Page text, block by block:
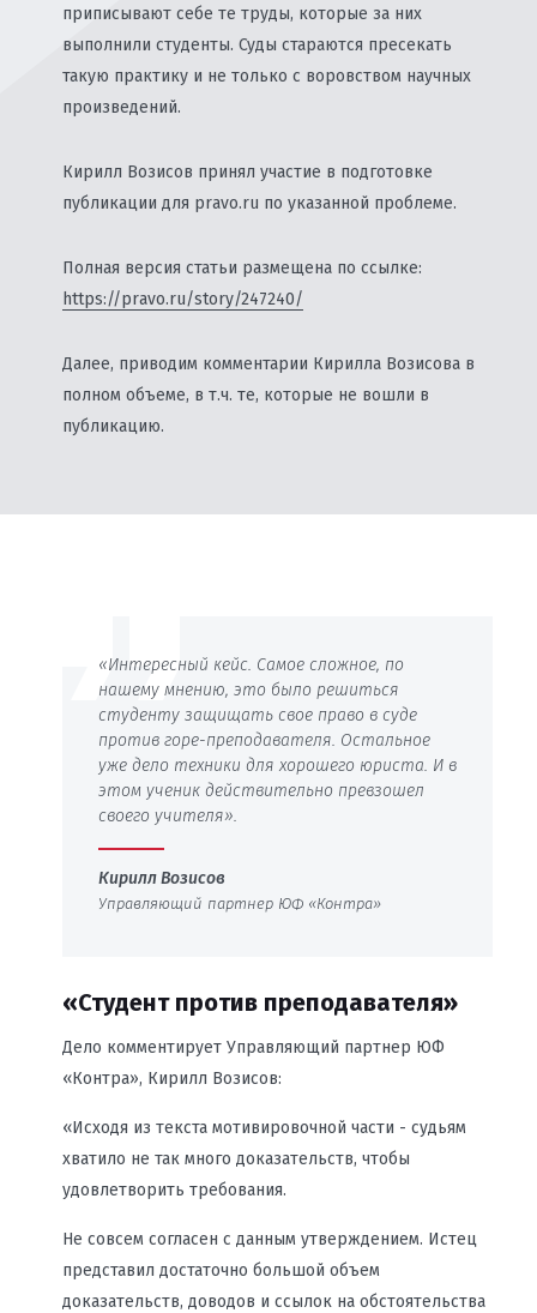
приписывают себе те труды, которые за них
выполнили студенты. Суды стараются пресекать
такую практику и не только с воровством научных
произведений.
Кирилл Возисов принял участие в подготовке
публикации для pravo.ru по указанной проблеме.
Полная версия статьи размещена по ссылке:
https://pravo.ru/story/247240/
Далее, приводим комментарии Кирилла Возисова в
полном объеме, в т.ч. те, которые не вошли в
публикацию.
«Студент против преподавателя»
«Интересный кейс. Самое сложное, по
нашему мнению, это было решиться
студенту защищать свое право в суде
против горе-преподавателя. Остальное
уже дело техники для хорошего юриста. И в
этом ученик действительно превзошел
своего учителя».
Кирилл Возисов
Управляющий партнер ЮФ «Контра»
Дело комментирует Управляющий партнер ЮФ
«Контра», Кирилл Возисов:
«Исходя из текста мотивировочной части - судьям
хватило не так много доказательств, чтобы
удовлетворить требования.
Не совсем согласен с данным утверждением. Истец
представил достаточно большой объем
доказательств, доводов и ссылок на обстоятельства